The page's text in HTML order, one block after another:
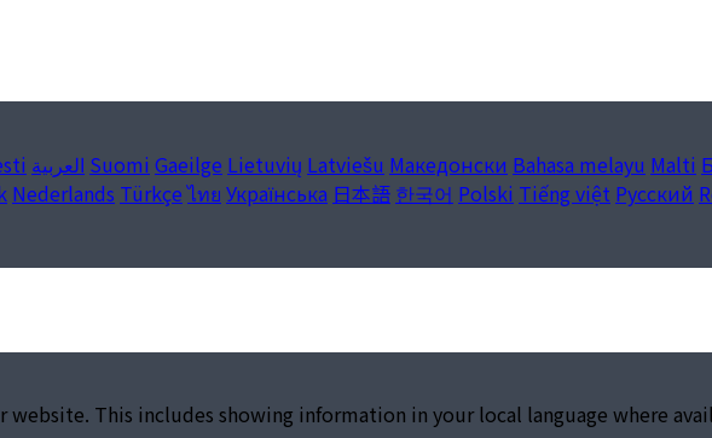
العربية Suomi Gaeilge Lietuvių Latviešu Македонски Bahasa melayu Malti
Nederlands Türkçe ไทย Українська 日本語 한국어 Polski Tiếng việt Русский
This includes showing information in your local language where